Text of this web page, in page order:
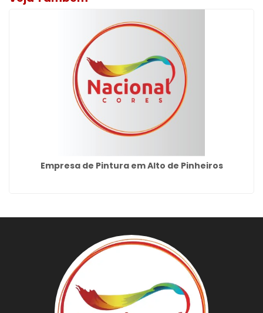
Empresa de Pintura em Alto de Pinheiros